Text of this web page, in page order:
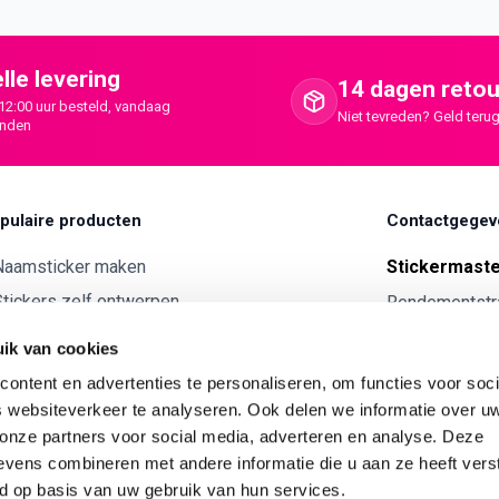
van cookies
en advertenties te personaliseren, om functies voor
websiteverkeer te analyseren. Ook delen we informatie over
partners voor social media, adverteren en analyse. Deze
combineren met andere informatie die u aan ze heeft
op basis van uw gebruik van hun services.
levering
uur besteld, vandaag
14 dagen
Niet tevreden? Geld
producten
maken
zelf ontwerpen
je eigen kunststof tekst
maken
je eigen Vilt tekst
KVK:71793437
BTW nr: